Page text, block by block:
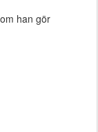
han gör